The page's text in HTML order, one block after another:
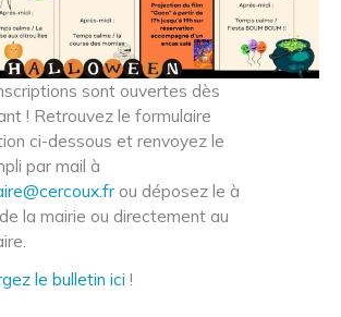
sont ouvertes dès
! Retrouvez le formulaire
ci-dessous et renvoyez le
par mail à
ou déposez le à
la mairie ou directement au
le bulletin ici !